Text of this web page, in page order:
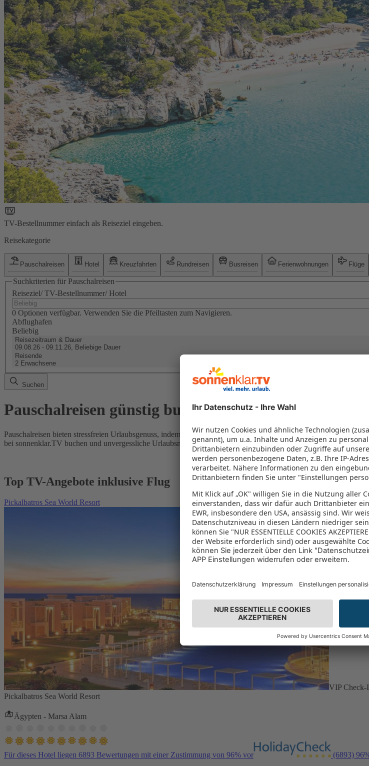
TV-Bestellnummer einfach als Reiseziel eingeben.
Reisekategorie
Pauschalreisen Hotel Kreuzfahrten Rundreisen Busreisen Ferienwohnungen Flüge
Suchkriterien für Pauschalreisen
Reiseziel/ TV-Bestellnummer/ Hotel
0 Optionen verfügbar. Verwenden Sie die Pfeiltasten zum Navigieren.
Abflughafen
Beliebig
Reisezeitraum & Dauer
09.08.26 - 09.11.26, Beliebige Dauer
Reisende
2 Erwachsene
Suchen
Pauschalreisen günstig buchen
Pauschalreisen bieten stressfreien Urlaubsgenuss, indem Flug und Hotel in einem Paket kombiniert werden – das
bei sonnenklar.TV buchen und unvergessliche Urlaubsmomente erleben!
Top TV-Angebote inklusive Flug
Pickalbatros Sea World Resort
VIP Check-
Pickalbatros Sea World Resort
Ägypten - Marsa Alam
Für dieses Hotel liegen 6893 Bewertungen mit einer Zustimmung von 96% vor (6893)